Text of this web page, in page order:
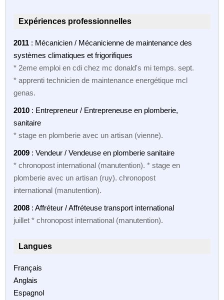
Expériences professionnelles
2011 : Mécanicien / Mécanicienne de maintenance des
systèmes climatiques et frigorifiques
* 2eme emploi en cdi chez mc donald's mi temps. sept.
* apprenti technicien de maintenance energétique mcl
genas.
2010 : Entrepreneur / Entrepreneuse en plomberie,
sanitaire
* stage en plomberie avec un artisan (vienne).
2009 : Vendeur / Vendeuse en plomberie sanitaire
* chronopost international (manutention). * stage en
plomberie avec un artisan (ruy). chronopost
international (manutention).
2008 : Affréteur / Affréteuse transport international
juillet * chronopost international (manutention).
Langues
Français
Anglais
Espagnol